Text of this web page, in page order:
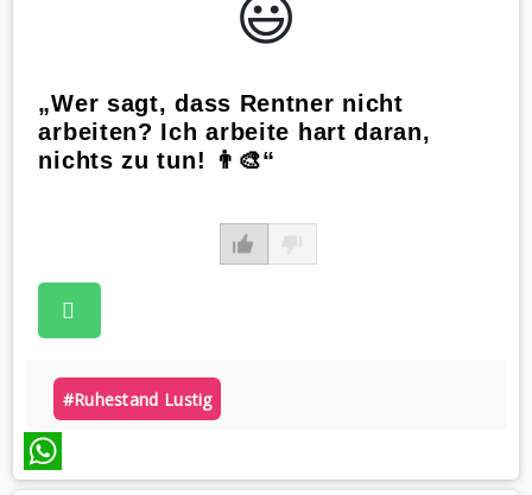
😃️
„Wer sagt, dass Rentner nicht
arbeiten? Ich arbeite hart daran,
nichts zu tun! 👨‍🎨“
#ruhestand Lustig
WhatsApp